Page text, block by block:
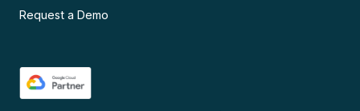
Request a Demo